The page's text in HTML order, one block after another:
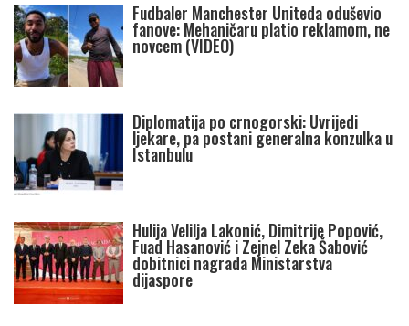
Fudbaler Manchester Uniteda oduševio
fanove: Mehaničaru platio reklamom, ne
novcem (VIDEO)
Diplomatija po crnogorski: Uvrijedi
ljekare, pa postani generalna konzulka u
Istanbulu
Hulija Velilja Lakonić, Dimitrije Popović,
Fuad Hasanović i Zejnel Zeka Šabović
dobitnici nagrada Ministarstva
dijaspore